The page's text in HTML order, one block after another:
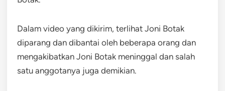
Dalam video yang dikirim, terlihat Joni Botak
diparang dan dibantai oleh beberapa orang dan
mengakibatkan Joni Botak meninggal dan salah
satu anggotanya juga demikian.